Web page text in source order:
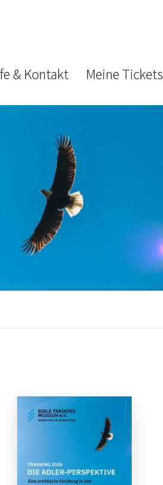
& Kontakt Meine Tickets